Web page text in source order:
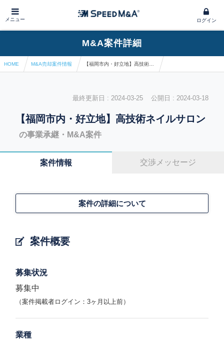
メニュー ログイン
M&A案件詳細
HOME M&A売却案件情報
最終更新日 : 2024-03-25 公開日 : 2024-03-18
【福岡市内・好立地】高技術ネイルサロン
の事業承継・M&A案件
案件情報 交渉メッセージ
案件概要
案件の詳細について
募集状況
募集中
（案件掲載者ログイン：3ヶ月以上前）
業種